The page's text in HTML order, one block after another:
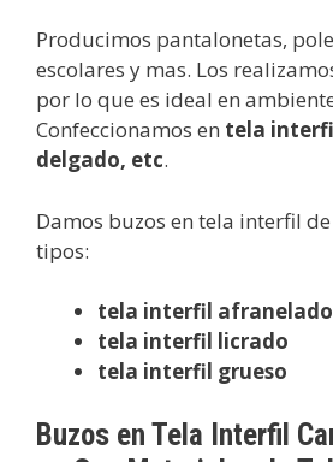
Producimos pantalonetas,
escolares y mas. Los
por lo que es ideal en
Confeccionamos en tela
delgado, etc.
Damos buzos en tela interfil
tipos:
tela interfil afranelado
tela interfil licrado
tela interfil grueso
Buzos en Tela Interfil